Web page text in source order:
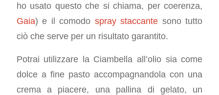
ho usato questo che si chiama, per coerenza,
Gaia) e il comodo spray staccante sono tutto
ciò che serve per un risultato garantito.
Potrai utilizzare la Ciambella all’olio sia come
dolce a fine pasto accompagnandola con una
crema a piacere, una pallina di gelato, un